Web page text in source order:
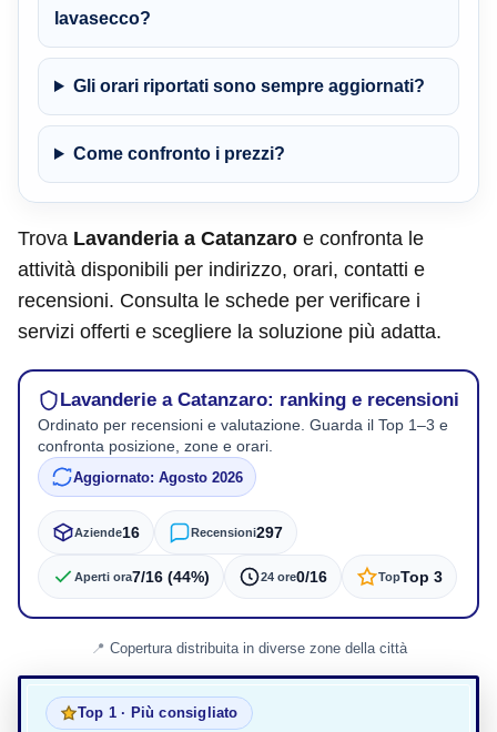
lavasecco?
Gli orari riportati sono sempre aggiornati?
Come confronto i prezzi?
Trova Lavanderia a Catanzaro e confronta le
attività disponibili per indirizzo, orari, contatti e
recensioni. Consulta le schede per verificare i
servizi offerti e scegliere la soluzione più adatta.
Lavanderie a Catanzaro: ranking e recensioni
Ordinato per recensioni e valutazione. Guarda il Top 1–3 e
confronta posizione, zone e orari.
Aggiornato: Agosto 2026
Aziende16 Recensioni297
Aperti ora7/16 (44%) 24 ore0/16 TopTop 3
Copertura distribuita in diverse zone della città
Top 1 · Più consigliato